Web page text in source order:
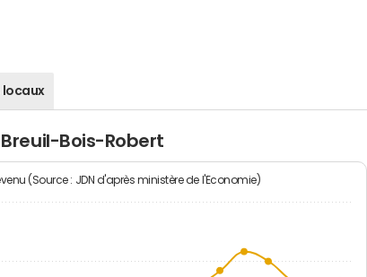
locaux
Bois-Robert
(Source : JDN d'après ministère de l'Economie)